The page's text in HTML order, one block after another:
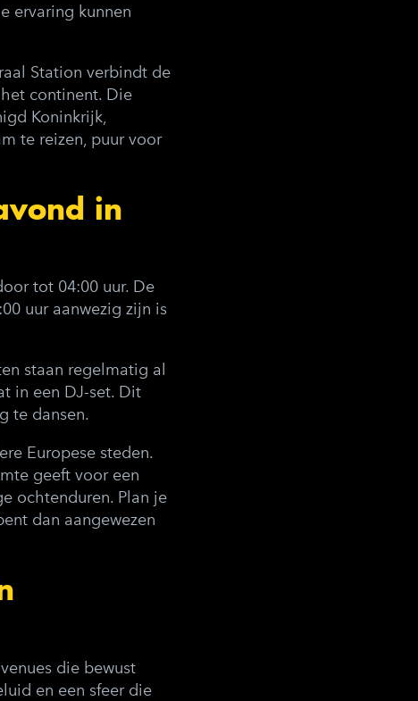
ervaring kunnen
Station verbindt de
continent. Die
Koninkrijk,
te reizen, puur voor
in
tot 04:00 uur. De
uur aanwezig zijn is
staan regelmatig al
in een DJ-set. Dit
te dansen.
Europese steden.
geeft voor een
ochtenduren. Plan je
dan aangewezen
die bewust
en een sfeer die